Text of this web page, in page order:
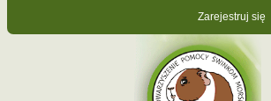
Zarejestruj się